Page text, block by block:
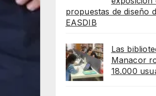
propuestas de diseño
EASDIB
Las
Manacor
18.000